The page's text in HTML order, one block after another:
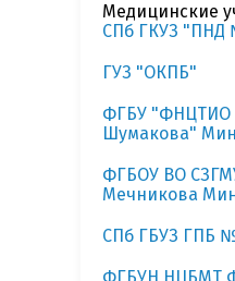
Медицинские
СПб ГКУЗ "ПНД
ГУЗ "ОКПБ"
ФГБУ "ФНЦТИО
Шумакова"
ФГБОУ ВО
Мечникова
СПб ГБУЗ ГПБ